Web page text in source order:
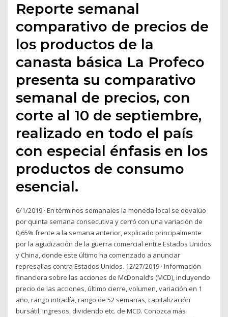
Reporte semanal
comparativo de precios de
los productos de la
canasta básica La Profeco
presenta su comparativo
semanal de precios, con
corte al 10 de septiembre,
realizado en todo el país
con especial énfasis en los
productos de consumo
esencial.
6/1/2019 · En términos semanales la moneda local se devalúo
por quinta semana consecutiva y cerró con una variación de
0,65% frente a la semana anterior, explicado principalmente
por la agudización de la guerra comercial entre Estados Unidos
y China, donde este último ha comenzado a anunciar
represalias contra Estados Unidos. 12/27/2019 · Información
financiera sobre las acciones de McDonald’s (MCD), incluyendo
precio de las acciones, último cierre, volumen, variación en 1
año, rango intradía, rango de 52 semanas, capitalización
bursátil, ingresos, dividendo etc. de MCD. Conozca más